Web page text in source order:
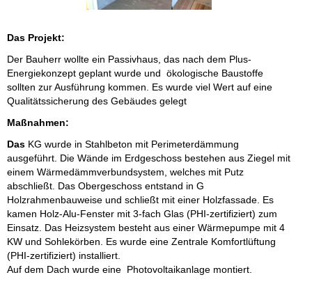
Das Projekt:
Der Bauherr wollte ein Passivhaus, das nach dem Plus-
Energiekonzept geplant wurde und ökologische Baustoffe
sollten zur Ausführung kommen. Es wurde viel Wert auf eine
Qualitätssicherung des Gebäudes gelegt
Maßnahmen:
Das KG wurde in Stahlbeton mit Perimeterdämmung
ausgeführt. Die Wände im Erdgeschoss bestehen aus Ziegel mit
einem Wärmedämmverbundsystem, welches mit Putz
abschließt. Das Obergeschoss entstand in G
Holzrahmenbauweise und schließt mit einer Holzfassade. Es
kamen Holz-Alu-Fenster mit 3-fach Glas (PHI-zertifiziert) zum
Einsatz. Das Heizsystem besteht aus einer Wärmepumpe mit 4
KW und Sohlekörben. Es wurde eine Zentrale Komfortlüftung
(PHI-zertifiziert) installiert.
Auf dem Dach wurde eine Photovoltaikanlage montiert.